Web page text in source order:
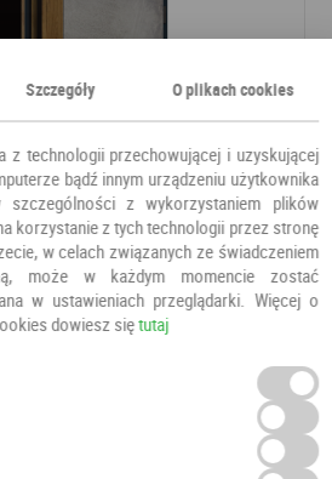
LOFT LT 01
do domuWęgrzyn
6 855,20 PLN
Szczegóły O plikach cookies
z technologii przechowującej i uzyskującej
bądź innym urządzeniu użytkownika
z wykorzystaniem plików
korzystanie z tych technologii przez stronę
w celach związanych ze świadczeniem
może w każdym momencie zostać
w ustawieniach przeglądarki. Więcej o
dowiesz siętutaj